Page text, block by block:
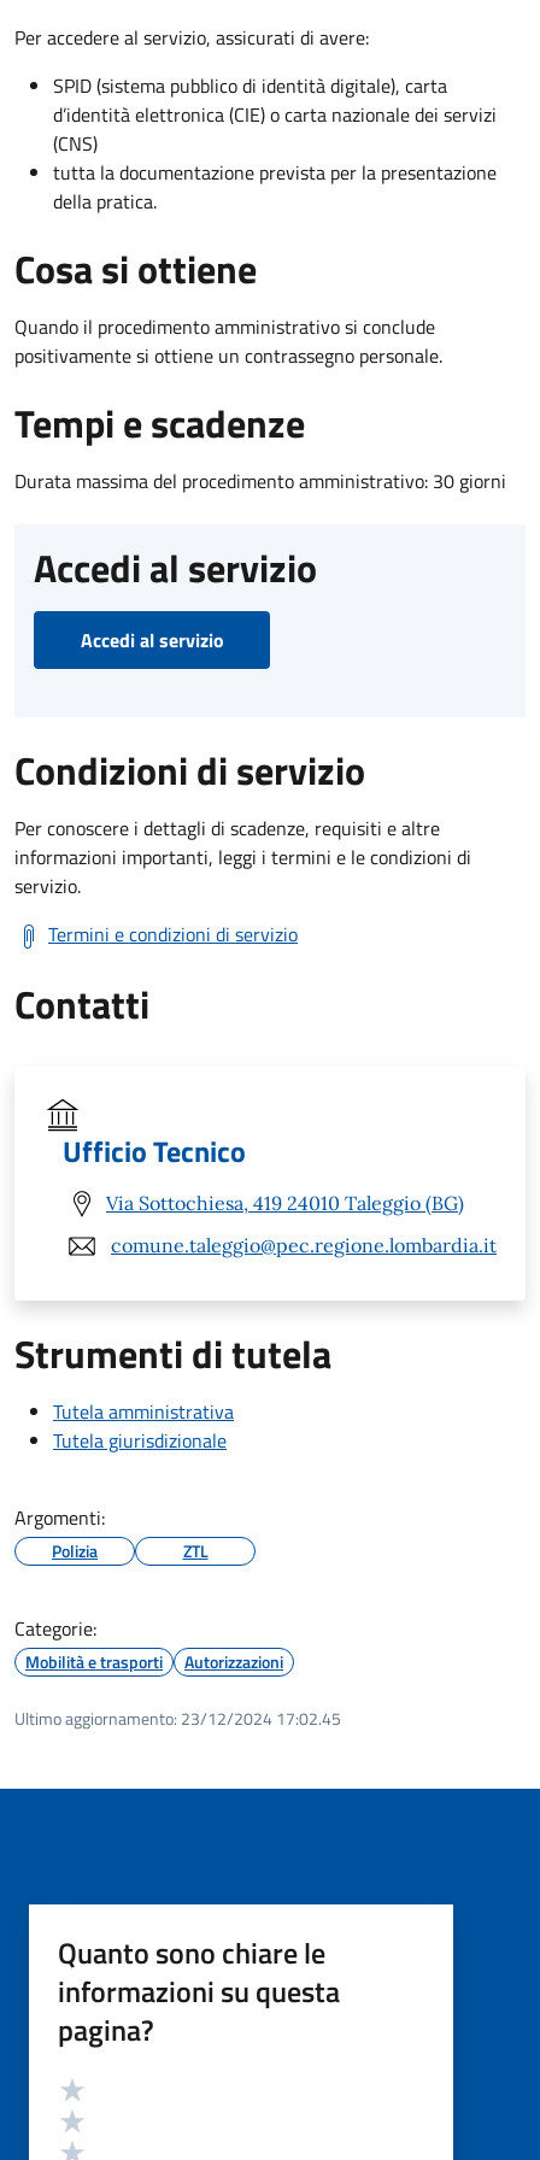
Per accedere al servizio, assicurati di avere:
SPID (sistema pubblico di identità digitale), carta
d’identità elettronica (CIE) o carta nazionale dei servizi
(CNS)
tutta la documentazione prevista per la presentazione
della pratica.
Cosa si ottiene
Quando il procedimento amministrativo si conclude
positivamente si ottiene un contrassegno personale.
Tempi e scadenze
Durata massima del procedimento amministrativo: 30 giorni
Accedi al servizio
Accedi al servizio
Condizioni di servizio
Per conoscere i dettagli di scadenze, requisiti e altre
informazioni importanti, leggi i termini e le condizioni di
servizio.
Termini e condizioni di servizio
Contatti
Ufficio Tecnico
Via Sottochiesa, 419 24010 Taleggio (BG)
comune.taleggio@pec.regione.lombardia.it
Strumenti di tutela
Tutela amministrativa
Tutela giurisdizionale
Argomenti:
Polizia ZTL
Categorie:
Mobilità e trasporti Autorizzazioni
Ultimo aggiornamento: 23/12/2024 17:02.45
Quanto sono chiare le
informazioni su questa
pagina?
Valutazione